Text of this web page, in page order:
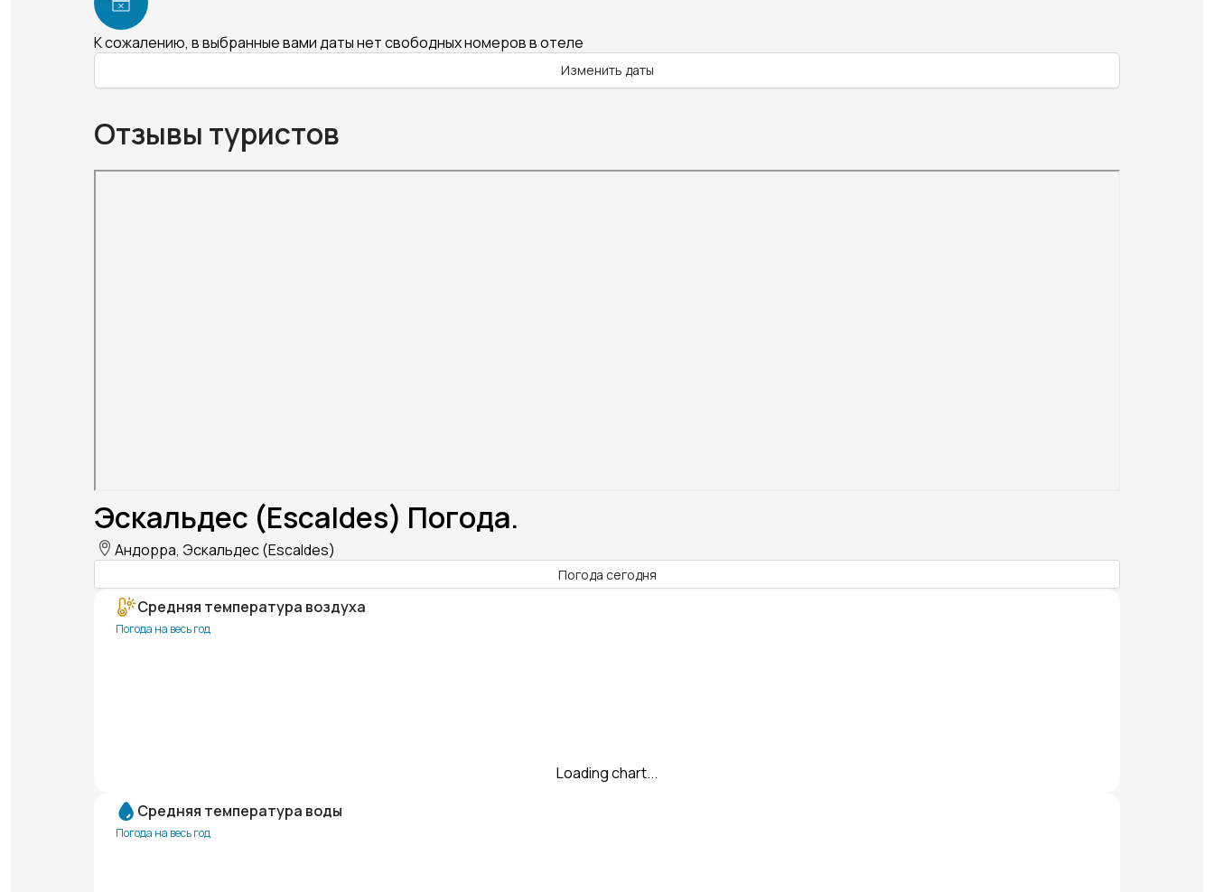
К сожалению, в выбранные вами даты нет свободных номеров в отеле
Изменить даты
Отзывы туристов
Эскальдес (Escaldes) Погода.
Андорра, Эскальдес (Escaldes)
Погода сегодня
Средняя температура воздуха
Погода на весь год
Loading chart...
Средняя температура воды
Погода на весь год